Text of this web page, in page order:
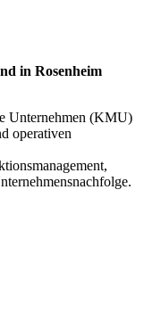
in Rosenheim
Unternehmen (KMU)
operativen